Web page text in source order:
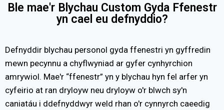
Ble mae'r Blychau Custom Gyda Ffenestr
yn cael eu defnyddio?
Defnyddir blychau personol gyda ffenestri yn gyffredin
mewn pecynnu a chyflwyniad ar gyfer cynhyrchion
amrywiol. Mae'r “ffenestr” yn y blychau hyn fel arfer yn
cyfeirio at ran dryloyw neu dryloyw o'r blwch sy'n
caniatáu i ddefnyddwyr weld rhan o'r cynnyrch caeedig